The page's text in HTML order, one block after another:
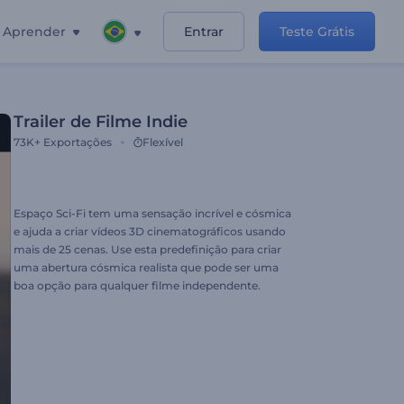
Aprender Entrar Teste Grátis
Trailer de Filme Indie
73K+ Exportações Flexível
Espaço Sci-Fi tem uma sensação incrível e cósmica
e ajuda a criar vídeos 3D cinematográficos usando
mais de 25 cenas. Use esta predefinição para criar
uma abertura cósmica realista que pode ser uma
boa opção para qualquer filme independente.